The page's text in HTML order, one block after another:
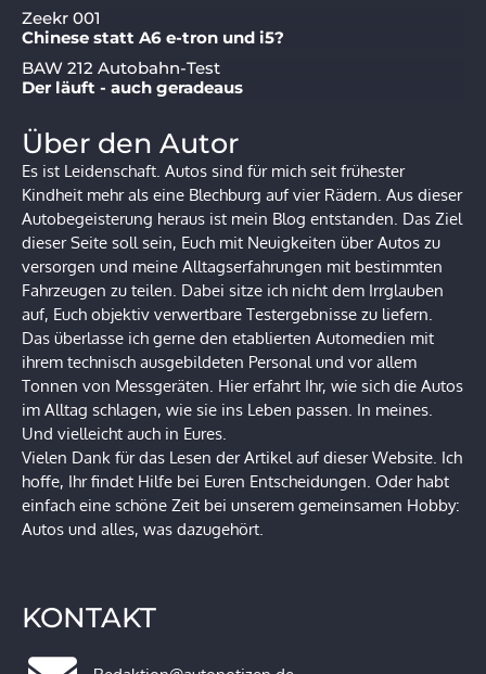
Zeekr 001
Chinese statt A6 e-tron und i5?
BAW 212 Autobahn-Test
Der läuft - auch geradeaus
Über den Autor
Es ist Leidenschaft. Autos sind für mich seit frühester
Kindheit mehr als eine Blechburg auf vier Rädern. Aus dieser
Autobegeisterung heraus ist mein Blog entstanden. Das Ziel
dieser Seite soll sein, Euch mit Neuigkeiten über Autos zu
versorgen und meine Alltagserfahrungen mit bestimmten
Fahrzeugen zu teilen. Dabei sitze ich nicht dem Irrglauben
auf, Euch objektiv verwertbare Testergebnisse zu liefern.
Das überlasse ich gerne den etablierten Automedien mit
ihrem technisch ausgebildeten Personal und vor allem
Tonnen von Messgeräten. Hier erfahrt Ihr, wie sich die Autos
im Alltag schlagen, wie sie ins Leben passen. In meines.
Und vielleicht auch in Eures.
Vielen Dank für das Lesen der Artikel auf dieser Website. Ich
hoffe, Ihr findet Hilfe bei Euren Entscheidungen. Oder habt
einfach eine schöne Zeit bei unserem gemeinsamen Hobby:
Autos und alles, was dazugehört.
KONTAKT